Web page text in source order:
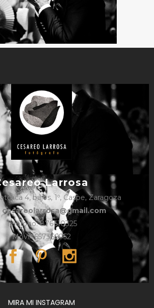
Larrosa
4, bajos, 1º, Caspe, Zaragoza
cesareolarrosa@gmail.com
Teléfono: 876610325
Móvil: 657366052
MIRA MI INSTAGRAM